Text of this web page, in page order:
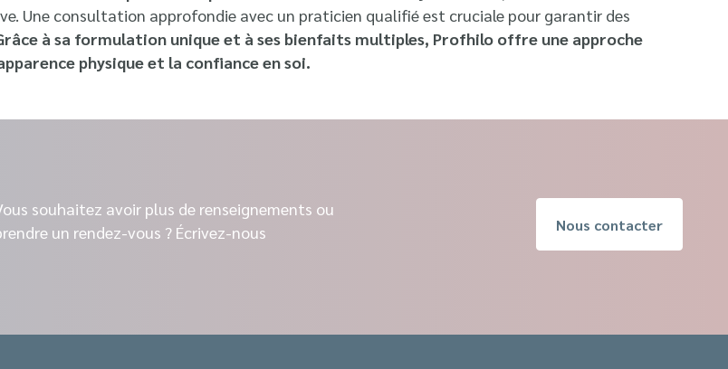
Une consultation approfondie avec un praticien qualifié est cruciale pour garantir des
à sa formulation unique et à ses bienfaits multiples, Profhilo offre une approche
physique et la confiance en soi.
souhaitez avoir plus de renseignements ou
un rendez-vous ? Écrivez-nous
Nous contacter